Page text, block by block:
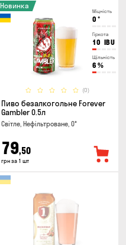
Міцність
0 °
Гіркота
10 IBU
Щільність
6 %
(0)
Новинка
Пиво безалкогольне Forever
Gambler 0.5л
Світле, Нефільтроване, 0°
79,50
грн за 1 шт